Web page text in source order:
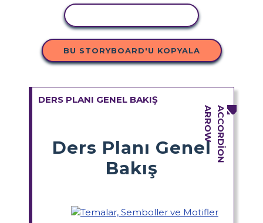
BU STORYBOARD'U KOPYALA
DERS PLANI GENEL BAKIŞ
Ders Planı Genel
Bakış